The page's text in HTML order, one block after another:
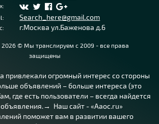
Search_here@gmail.com
г.Москва ул.Баженова д.6
2026© Мы транслируем с 2009 - все права
защищены
привлекали огромный интерес со стороны
объявлений – больше интереса (это
где есть пользователи – всегда найдется
Наш сайт - «Aaoc.ru»
поможет вам в развитии вашего